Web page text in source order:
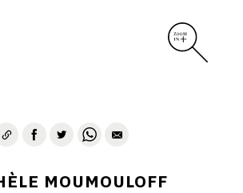
MOUMOULOFF